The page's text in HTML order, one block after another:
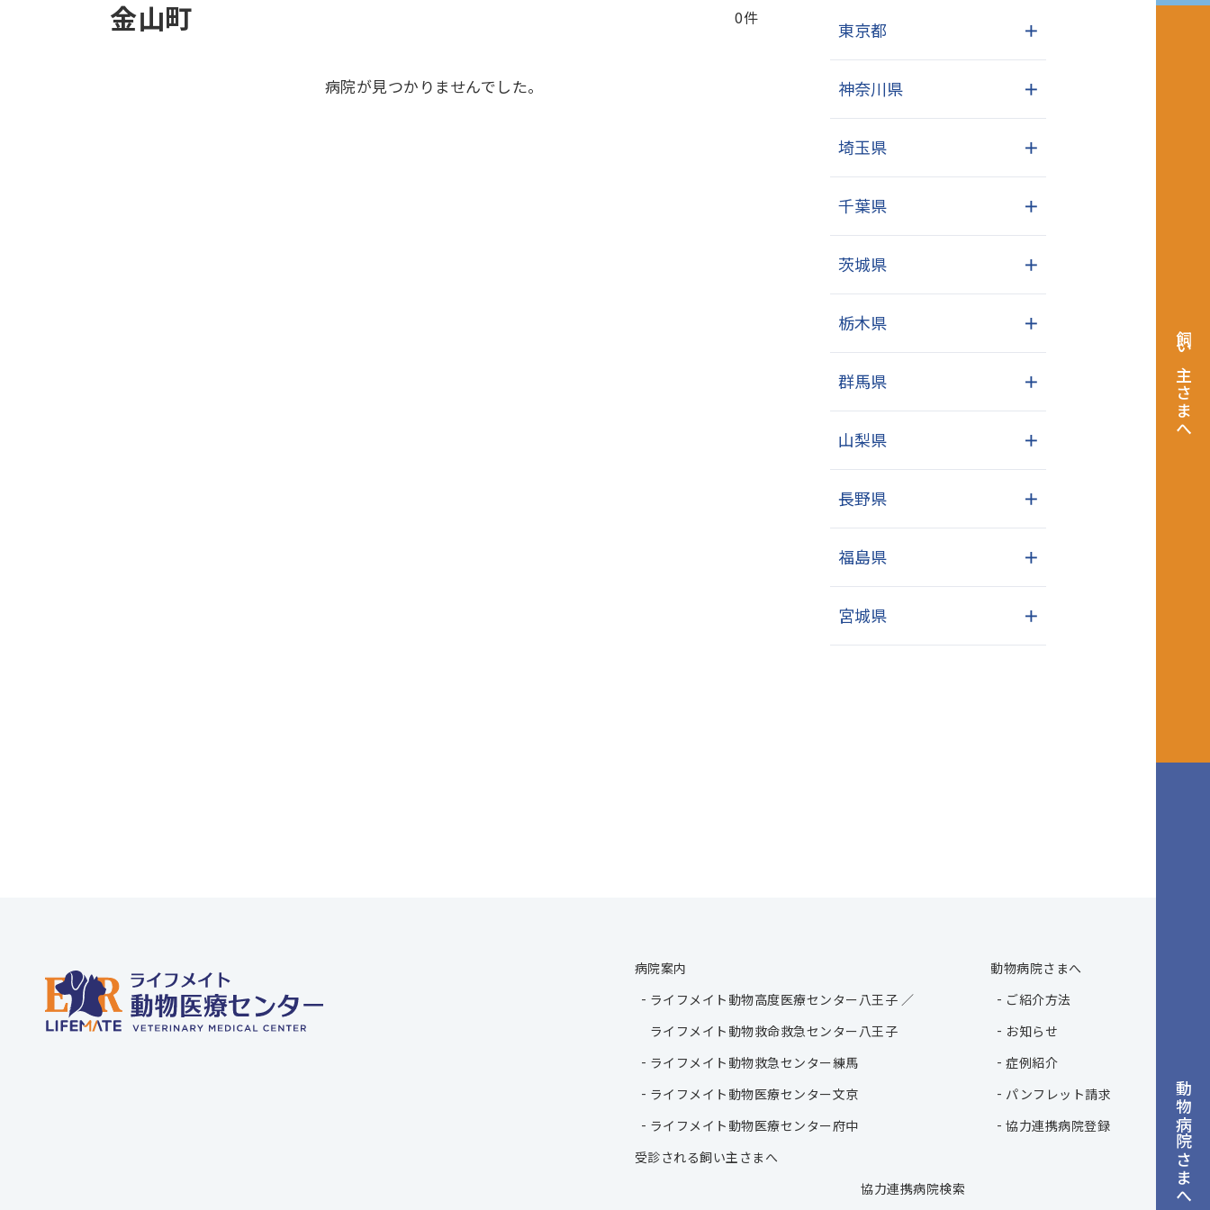
飼い主さまへ
動物病院さまへ
金山町 0件
病院が見つかりませんでした。
東京都 ＋
神奈川県 ＋
埼玉県 ＋
千葉県 ＋
茨城県 ＋
栃木県 ＋
群馬県 ＋
山梨県 ＋
長野県 ＋
福島県 ＋
宮城県 ＋
病院案内
ライフメイト動物高度医療センター八王子 ／
ライフメイト動物救命救急センター八王子
ライフメイト動物救急センター練馬
ライフメイト動物医療センター文京
ライフメイト動物医療センター府中
受診される飼い主さまへ
動物病院さまへ
ご紹介方法
お知らせ
症例紹介
パンフレット請求
協力連携病院登録
協力連携病院検索